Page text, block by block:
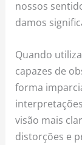
nossos
damos
Quando
capazes de
forma
visão mais
distorções e